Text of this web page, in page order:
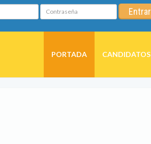
Contraseña Entrar
PORTADA CANDIDATOS